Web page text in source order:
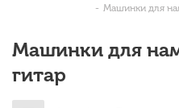
- Машинки для
Машинки для
гитар